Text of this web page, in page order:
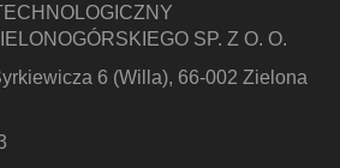
SP. Z O. O.
6 (Willa), 66-002 Zielona